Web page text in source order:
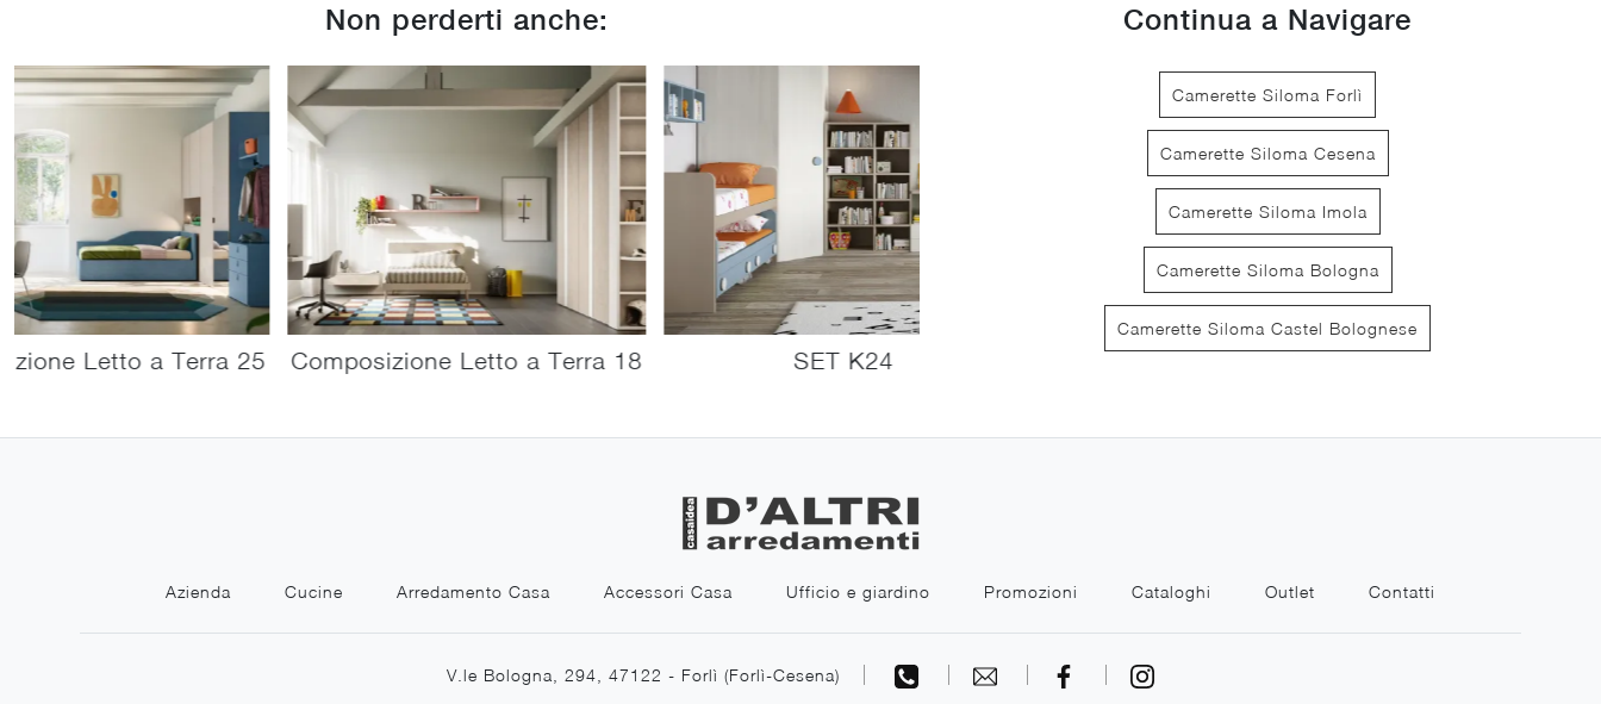
Non perderti anche:
Letto a Terra 25 Composizione Letto a Terra 18 SET K24 Cameretta Salvaspazio 57 Composizione
Continua a Navigare
Camerette Siloma Forlì
Camerette Siloma Cesena
Camerette Siloma Imola
Camerette Siloma Bologna
Camerette Siloma Castel Bolognese
Azienda Cucine Arredamento Casa Accessori Casa Ufficio e giardino Promozioni Cataloghi Outlet Contatti
V.le Bologna, 294, 47122 - Forlì (Forlì-Cesena)